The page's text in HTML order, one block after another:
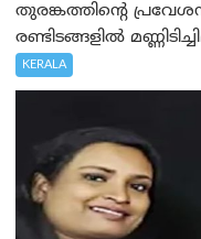
തുരങ്കത്തിന്റെ
രണ്ടിടങ്ങളിൽ
KERALA